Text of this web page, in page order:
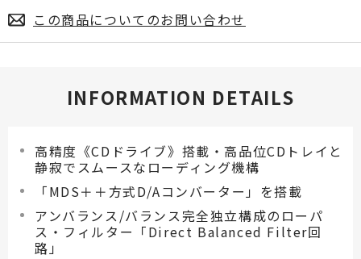
この商品についてのお問い合わせ
INFORMATION DETAILS
高精度《CDドライブ》搭載・高品位CDトレイと
静寂でスムースなローディング機構
「MDS＋＋方式D/Aコンバーター」を搭載
アンバランス/バランス完全独立構成のローパ
ス・フィルター「Direct Balanced Filter回
路」